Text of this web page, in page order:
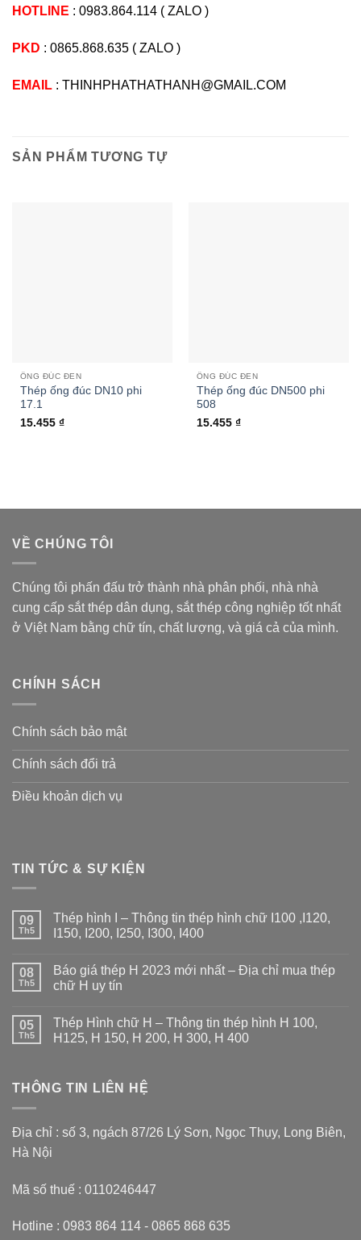
HOTLINE : 0983.864.114 ( ZALO )
PKD : 0865.868.635 ( ZALO )
EMAIL : THINHPHATHATHANH@GMAIL.COM
SẢN PHẨM TƯƠNG TỰ
ỐNG ĐÚC ĐEN
Thép ống đúc DN10 phi
17.1
15.455 ₫
ỐNG ĐÚC ĐEN
Thép ống đúc DN500 phi
508
15.455 ₫
VỀ CHÚNG TÔI
Chúng tôi phấn đấu trở thành nhà phân phối, nhà nhà
cung cấp sắt thép dân dụng, sắt thép công nghiệp tốt nhất
ở Việt Nam bằng chữ tín, chất lượng, và giá cả của mình.
CHÍNH SÁCH
Chính sách bảo mật
Chính sách đổi trả
Điều khoản dịch vụ
TIN TỨC & SỰ KIỆN
09
Th5
Thép hình I – Thông tin thép hình chữ I100 ,I120,
I150, I200, I250, I300, I400
bình
luận
ở
–
Thông
chữ
I100
I200,
I250,
08
Th5
Báo giá thép H 2023 mới nhất – Địa chỉ mua thép
chữ H uy tín
bình
luận
ở
H
2023
–
Địa
H
05
Th5
Thép Hình chữ H – Thông tin thép hình H 100,
H125, H 150, H 200, H 300, H 400
luận
ở
chữ
H
hình
H125,
H
THÔNG TIN LIÊN HỆ
Địa chỉ : số 3, ngách 87/26 Lý Sơn, Ngọc Thụy, Long Biên,
Hà Nội
Mã số thuế : 0110246447
Hotline : 0983 864 114 - 0865 868 635